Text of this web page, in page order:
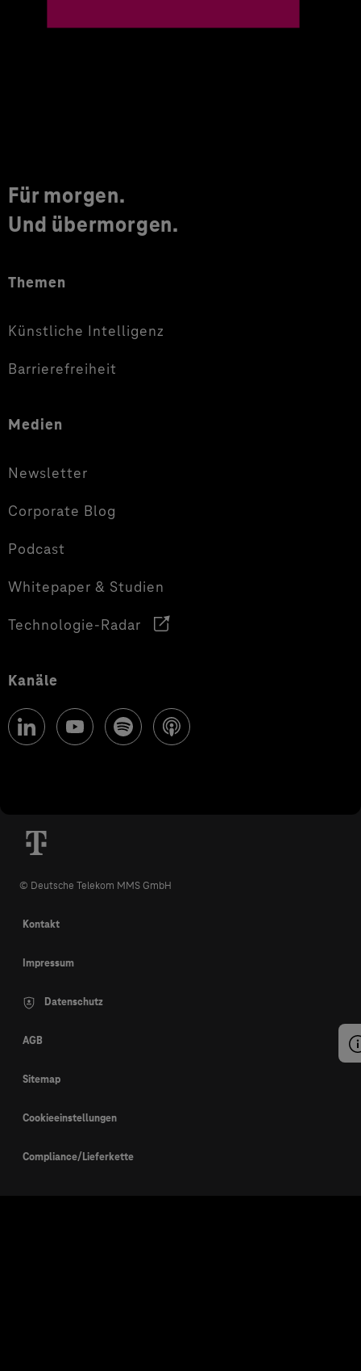
Für morgen.
Und übermorgen.
Themen
Künstliche Intelligenz
Barrierefreiheit
Medien
Newsletter
Corporate Blog
Podcast
Whitepaper & Studien
Technologie-Radar
Kanäle
© Deutsche Telekom MMS GmbH
Kontakt
Impressum
Datenschutz
AGB
Sitemap
Cookieeinstellungen
Compliance/Lieferkette